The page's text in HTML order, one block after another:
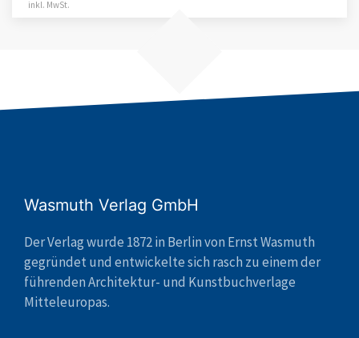
inkl. MwSt.
Wasmuth Verlag GmbH
Der Verlag wurde 1872 in Berlin von Ernst Wasmuth
gegründet und entwickelte sich rasch zu einem der
führenden Architektur- und Kunstbuchverlage
Mitteleuropas.